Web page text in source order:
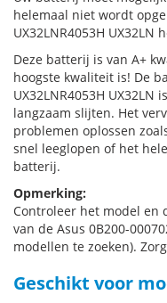
helemaal niet wordt
UX32LNR4053H
Deze batterij is van A+
hoogste kwaliteit is! De
UX32LNR4053H
langzaam slijten. Het
problemen oplossen
snel leeglopen of het
batterij.
Opmerking:
Controleer het model en
van de Asus 0B200-
modellen te zoeken).
Geschikt voor